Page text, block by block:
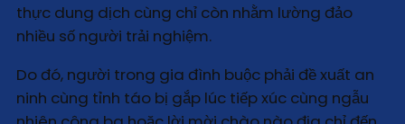
thực dung dịch cùng chỉ còn nhằm lường đảo
nhiều số người trải nghiệm.
Do đó, người trong gia đình buộc phải đề xuất an
ninh cùng tỉnh táo bị gắp lúc tiếp xúc cùng ngẫu